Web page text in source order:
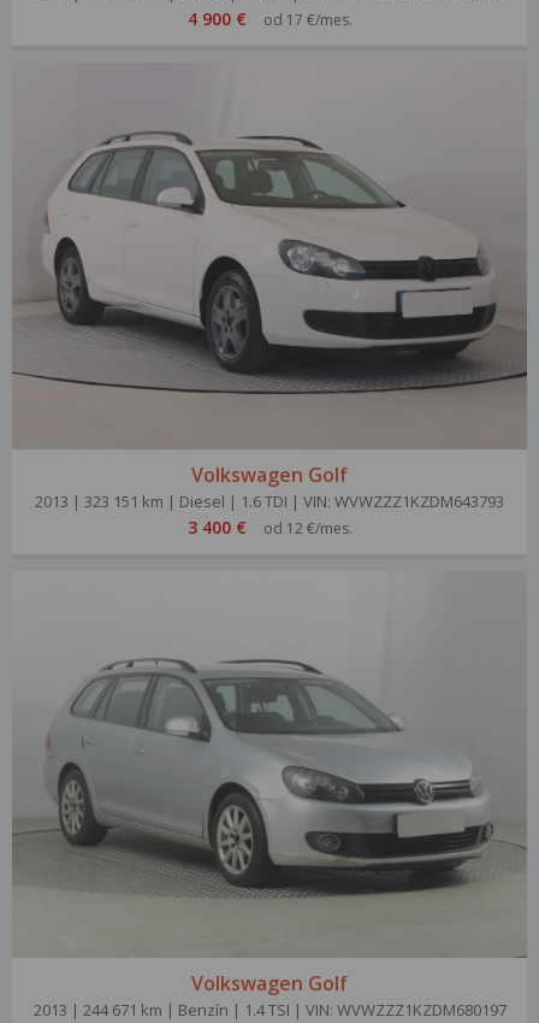
4 900 € od 17 €/mes.
Volkswagen Golf
2013 | 323 151 km | Diesel | 1.6 TDI | VIN: WVWZZZ1KZDM643793
3 400 € od 12 €/mes.
Volkswagen Golf
2013 | 244 671 km | Benzín | 1.4 TSI | VIN: WVWZZZ1KZDM680197